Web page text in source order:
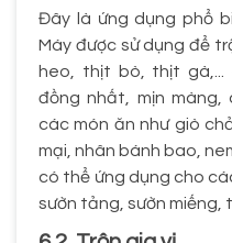
Đây là ứng dụng phổ
Máy được sử dụng để
heo, thịt bò, thịt
đồng nhất, mịn màng,
các món ăn như giò
mại, nhân bánh bao,
có thể ứng dụng cho
sườn tảng, sườn miếng,